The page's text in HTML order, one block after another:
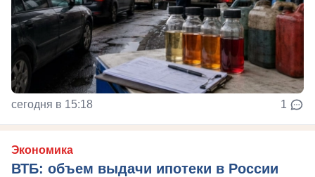
сегодня в 15:18 1
Экономика
ВТБ: объем выдачи ипотеки в России